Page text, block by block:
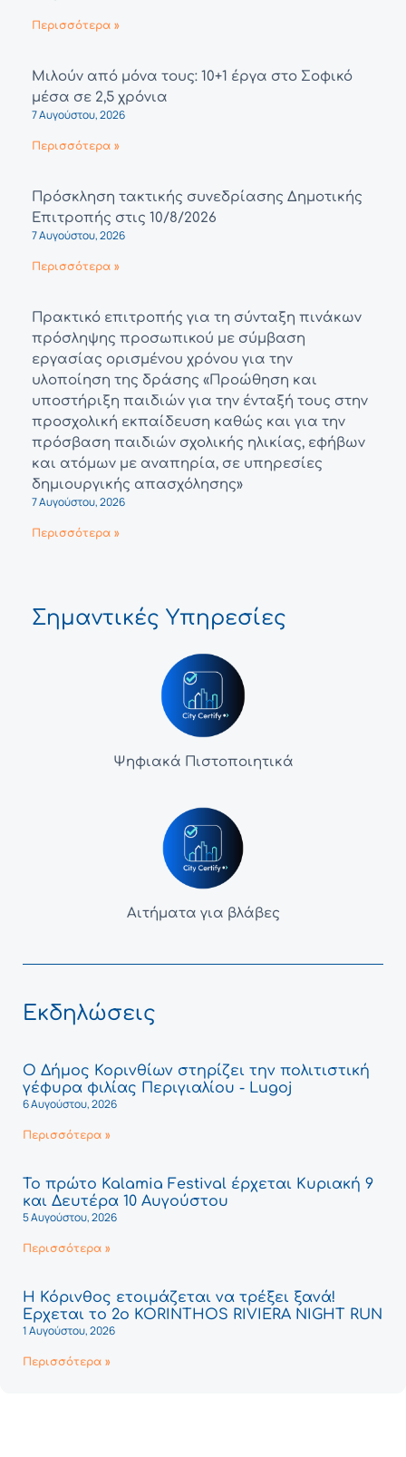
Περισσότερα »
Μιλούν από μόνα τους: 10+1 έργα στο Σοφικό
μέσα σε 2,5 χρόνια
7 Αυγούστου, 2026
Περισσότερα »
Πρόσκληση τακτικής συνεδρίασης Δημοτικής
Επιτροπής στις 10/8/2026
7 Αυγούστου, 2026
Περισσότερα »
Πρακτικό επιτροπής για τη σύνταξη πινάκων
πρόσληψης προσωπικού με σύμβαση
εργασίας ορισμένου χρόνου για την
υλοποίηση της δράσης «Προώθηση και
υποστήριξη παιδιών για την ένταξή τους στην
προσχολική εκπαίδευση καθώς και για την
πρόσβαση παιδιών σχολικής ηλικίας, εφήβων
και ατόμων με αναπηρία, σε υπηρεσίες
δημιουργικής απασχόλησης»
7 Αυγούστου, 2026
Περισσότερα »
Σημαντικές Υπηρεσίες
Ψηφιακά Πιστοποιητικά
Αιτήματα για βλάβες
Εκδηλώσεις
Ο Δήμος Κορινθίων στηρίζει την πολιτιστική
γέφυρα φιλίας Περιγιαλίου - Lugoj
6 Αυγούστου, 2026
Περισσότερα »
Το πρώτο Kalamia Festival έρχεται Κυριακή 9
και Δευτέρα 10 Αυγούστου
5 Αυγούστου, 2026
Περισσότερα »
Η Κόρινθος ετοιμάζεται να τρέξει ξανά!
Έρχεται το 2ο KORINTHOS RIVIERA NIGHT RUN
1 Αυγούστου, 2026
Περισσότερα »